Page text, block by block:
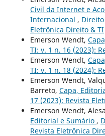
Civil da Internet e
Internacional ,
Eletrônica Direito & TI
Emerson Wendt,
TI: v. 1 n. 16 (2023):
Emerson Wendt,
TI: v. 1 n. 18 (2024):
Emerson Wendt,
Barreto, Capa,
17 (2023): Revista
Emerson Wendt,
Editorial e Sumário ,
Revista Eletrônica